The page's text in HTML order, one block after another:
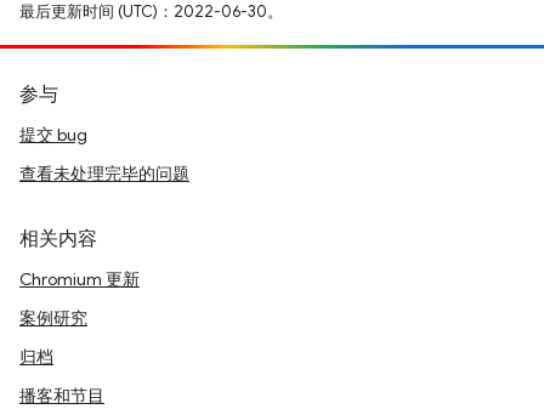
最后更新时间 (UTC)：2022-06-30。
参与
提交 bug
查看未处理完毕的问题
相关内容
Chromium 更新
案例研究
归档
播客和节目